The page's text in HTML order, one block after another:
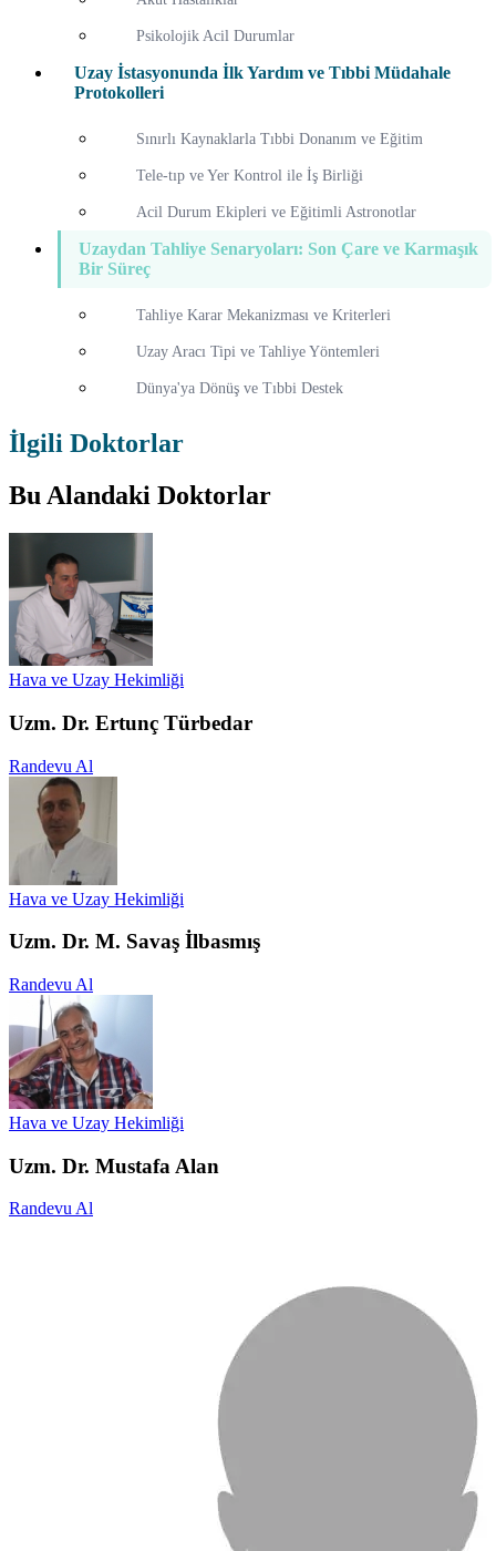
Psikolojik Acil Durumlar
Uzay İstasyonunda İlk Yardım ve Tıbbi Müdahale
Protokolleri
Sınırlı Kaynaklarla Tıbbi Donanım ve Eğitim
Tele-tıp ve Yer Kontrol ile İş Birliği
Acil Durum Ekipleri ve Eğitimli Astronotlar
Uzaydan Tahliye Senaryoları: Son Çare ve Karmaşık
Bir Süreç
Tahliye Karar Mekanizması ve Kriterleri
Uzay Aracı Tipi ve Tahliye Yöntemleri
Dünya'ya Dönüş ve Tıbbi Destek
İlgili Doktorlar
Bu Alandaki Doktorlar
Hava ve Uzay Hekimliği
Uzm. Dr. Ertunç Türbedar
Randevu Al
Hava ve Uzay Hekimliği
Uzm. Dr. M. Savaş İlbasmış
Randevu Al
Hava ve Uzay Hekimliği
Uzm. Dr. Mustafa Alan
Randevu Al